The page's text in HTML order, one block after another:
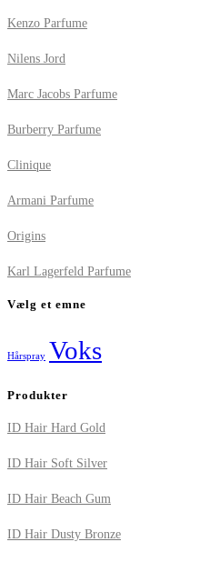
Kenzo Parfume
Nilens Jord
Marc Jacobs Parfume
Burberry Parfume
Clinique
Armani Parfume
Origins
Karl Lagerfeld Parfume
Vælg et emne
Hårspray Voks
Produkter
ID Hair Hard Gold
ID Hair Soft Silver
ID Hair Beach Gum
ID Hair Dusty Bronze